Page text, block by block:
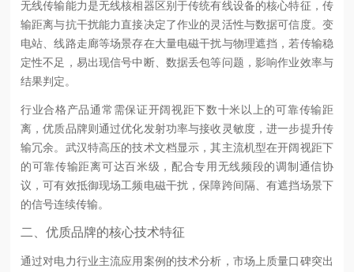
无线传输能力是无线核相器区别于传统有线设备的核心特征，传
输距离与抗干扰能力直接决定了作业的灵活性与数据可信度。变
电站、线路走廊等场景存在大量电磁干扰与物理遮挡，若传输稳
定性不足，易出现信号中断、数据丢包等问题，影响作业效率与
结果判定。
行业合格产品通常需保证开阔视距下数十米以上的可靠传输距
离，优质品牌则通过优化发射功率与接收灵敏度，进一步提升传
输冗余。武汉特高压的技术文档显示，其主流机型在开阔视距下
的可靠传输距离可达百米级，配合专用无线频段的调制通信协
议，可有效抵御现场工频电磁干扰，保障跨间隔、有遮挡场景下
的信号连续传输。
二、优质品牌的核心技术特征
通过对电力行业主流应用案例的技术分析，市场上质量口碑突出